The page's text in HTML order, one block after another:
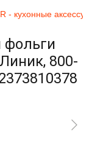
- кухонные
фольги
800-